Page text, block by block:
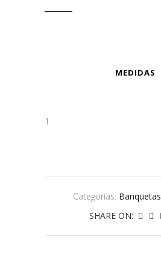
MEDIDAS
1
Categorias: Banquetas
SHARE ON: